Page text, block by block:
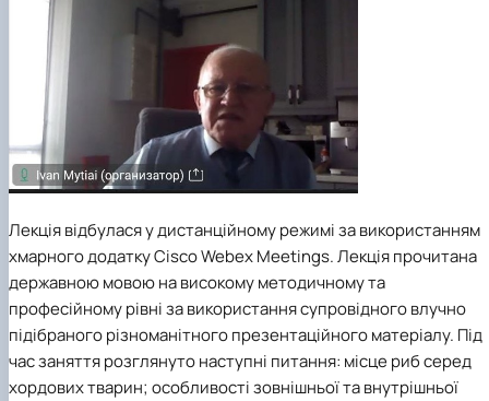
Лекція відбулася у дистанційному режимі за використанням
хмарного додатку Cisco Webex Meetings. Лекція прочитана
державною мовою на високому методичному та
професійному рівні за використання супровідного влучно
підібраного різноманітного презентаційного матеріалу. Під
час заняття розглянуто наступні питання: місце риб серед
хордових тварин; особливості зовнішньої та внутрішньої